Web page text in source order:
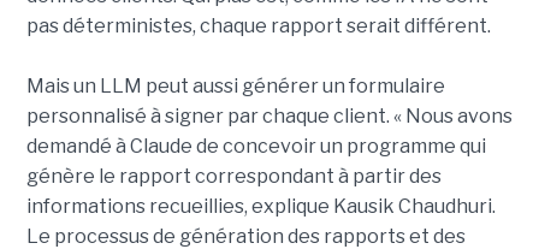
pas déterministes, chaque rapport serait différent.
Mais un LLM peut aussi générer un formulaire
personnalisé à signer par chaque client. « Nous avons
demandé à Claude de concevoir un programme qui
génère le rapport correspondant à partir des
informations recueillies, explique Kausik Chaudhuri.
Le processus de génération des rapports et des